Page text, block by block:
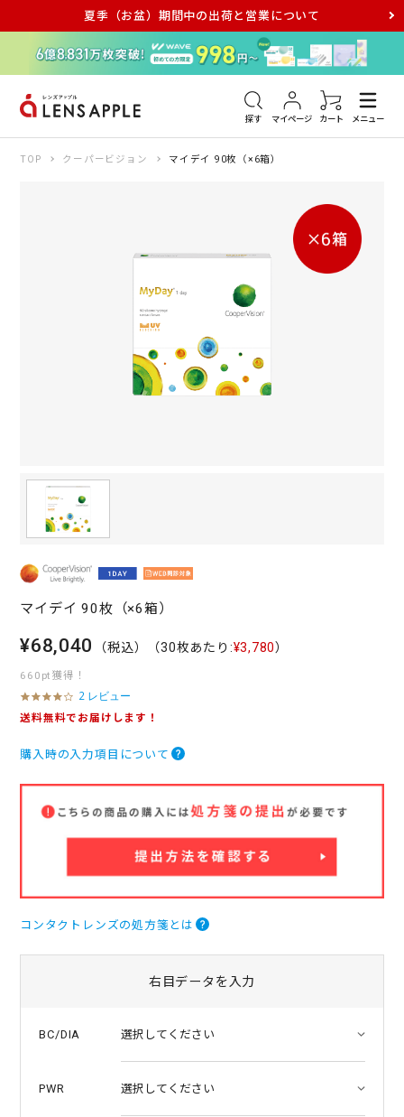
夏季（お盆）期間中の出荷と営業について
探す マイページ カート メニュー
アキュビュー メダリスト メガネ
TOP クーパービジョン マイデイ 90枚（×6箱）
マイデイ 90枚（×6箱）
¥68,040 （税込） （30枚あたり:¥3,780）
660pt獲得！
4
.
t
r
a
t
g
2 レビュー
送料無料でお届けします！
購入時の入力項目について
コンタクトレンズの処方箋とは
右目データを入力
BC/DIA
PWR